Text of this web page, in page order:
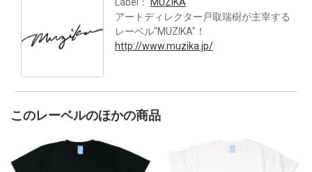
アートディレクター戸取瑞樹が主宰する
レーベル"MUZIKA"！
http://www.muzika.jp/
このレーベルのほかの商品